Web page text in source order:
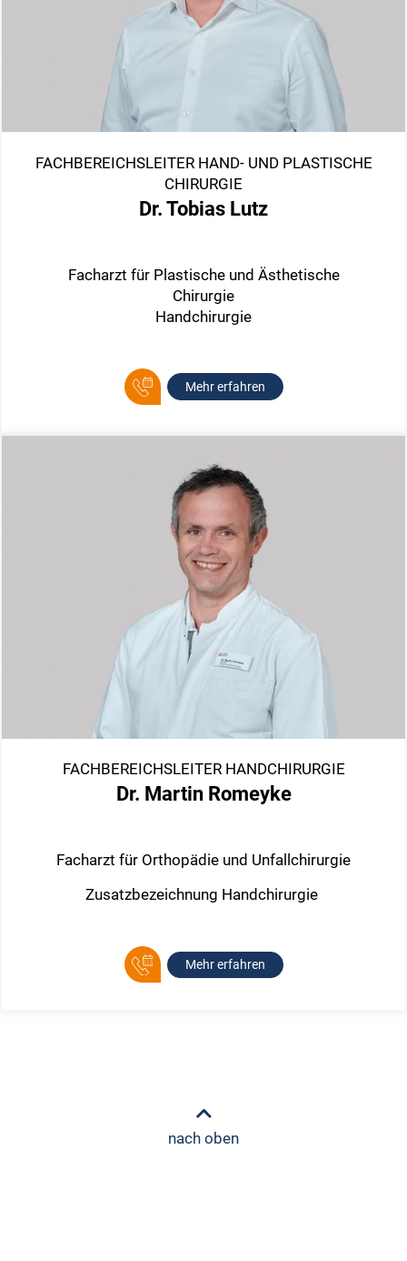
FACHBEREICHSLEITER HAND- UND PLASTISCHE
CHIRURGIE
Dr. Tobias Lutz
Facharzt für Plastische und Ästhetische
Chirurgie
Handchirurgie
Mehr erfahren
FACHBEREICHSLEITER HANDCHIRURGIE
Dr. Martin Romeyke
Facharzt für Orthopädie und Unfallchirurgie
Zusatzbezeichnung Handchirurgie
Mehr erfahren
nach oben